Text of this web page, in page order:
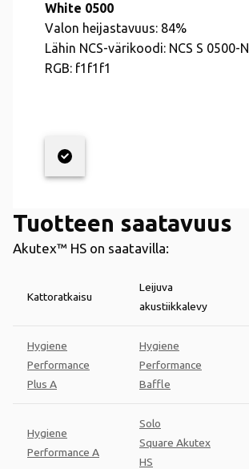
White 0500
Valon heijastavuus: 84%
Lähin NCS-värikoodi: NCS S 0500-N
RGB: f1f1f1
Tuotteen saatavuus
Akutex™ HS on saatavilla:
Kattoratkaisu
Leijuva
akustiikkalevy
Hygiene
Performance
Plus A
Hygiene
Performance
Baffle
Hygiene
Performance A
Solo
Square Akutex
HS